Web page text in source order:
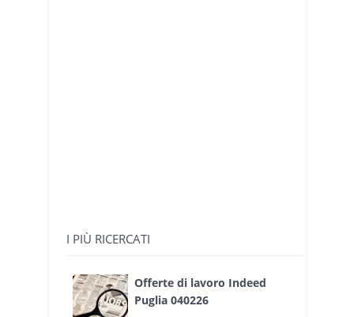
I PIÙ RICERCATI
Offerte di lavoro Indeed
Puglia 040226